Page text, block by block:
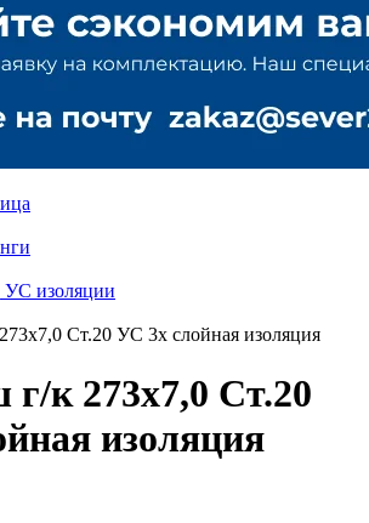
изоляции
Ст.20 УС 3х слойная изоляция
к 273х7,0 Ст.20
изоляция